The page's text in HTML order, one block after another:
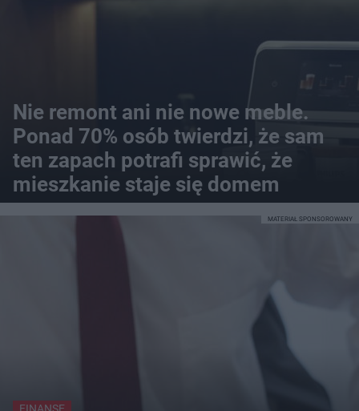
Nie remont ani nie nowe meble.
Ponad 70% osób twierdzi, że sam
ten zapach potrafi sprawić, że
mieszkanie staje się domem
FINANSE
MATERIAŁ SPONSOROWANY